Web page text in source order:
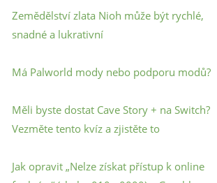
Zemědělství zlata Nioh může být rychlé,
snadné a lukrativní
Má Palworld mody nebo podporu modů?
Měli byste dostat Cave Story + na Switch?
Vezměte tento kvíz a zjistěte to
Jak opravit „Nelze získat přístup k online